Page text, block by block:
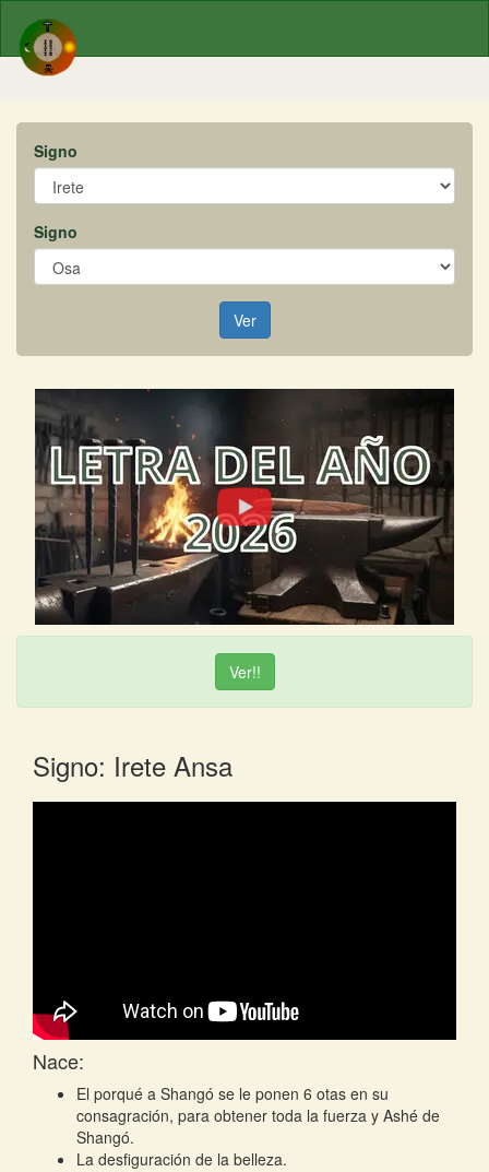
Signo
Signo
Ver
Ver!!
Signo: Irete Ansa
Nace:
El porqué a Shangó se le ponen 6 otas en su
consagración, para obtener toda la fuerza y Ashé de
Shangó.
La desfiguración de la belleza.